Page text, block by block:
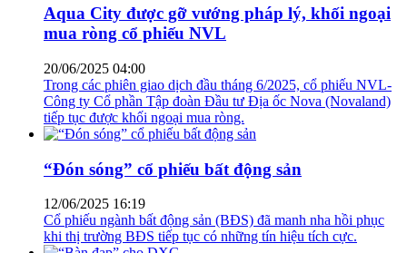
Aqua City được gỡ vướng pháp lý, khối ngoại
mua ròng cổ phiếu NVL
20/06/2025 04:00
Trong các phiên giao dịch đầu tháng 6/2025, cổ phiếu NVL-
Công ty Cổ phần Tập đoàn Đầu tư Địa ốc Nova (Novaland)
tiếp tục được khối ngoại mua ròng.
“Đón sóng” cổ phiếu bất động sản
12/06/2025 16:19
Cổ phiếu ngành bất động sản (BĐS) đã manh nha hồi phục
khi thị trường BĐS tiếp tục có những tín hiệu tích cực.